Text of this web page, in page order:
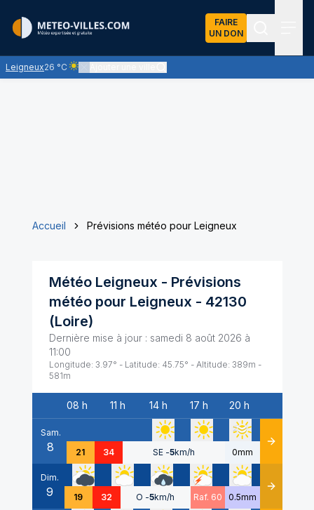
FAIRE
UN DON
Leigneux26 °C
Ciel clair - quasiment pas de nuages et un soleil
Accueil Prévisions météo pour Leigneux
Météo Leigneux - Prévisions
météo pour Leigneux - 42130
(Loire)
Dernière mise à jour : samedi 8 août 2026 à
11:00
Longitude: 3.97° - Latitude: 45.75° - Altitude: 389m -
581m
Date
08 h 11 h 14 h 17 h 20 h
Sam.
8 21 34 SE -5km/h 0mm Détails
Dim.
9 19 32 O -5km/h Raf. 60 0.5mm Détails